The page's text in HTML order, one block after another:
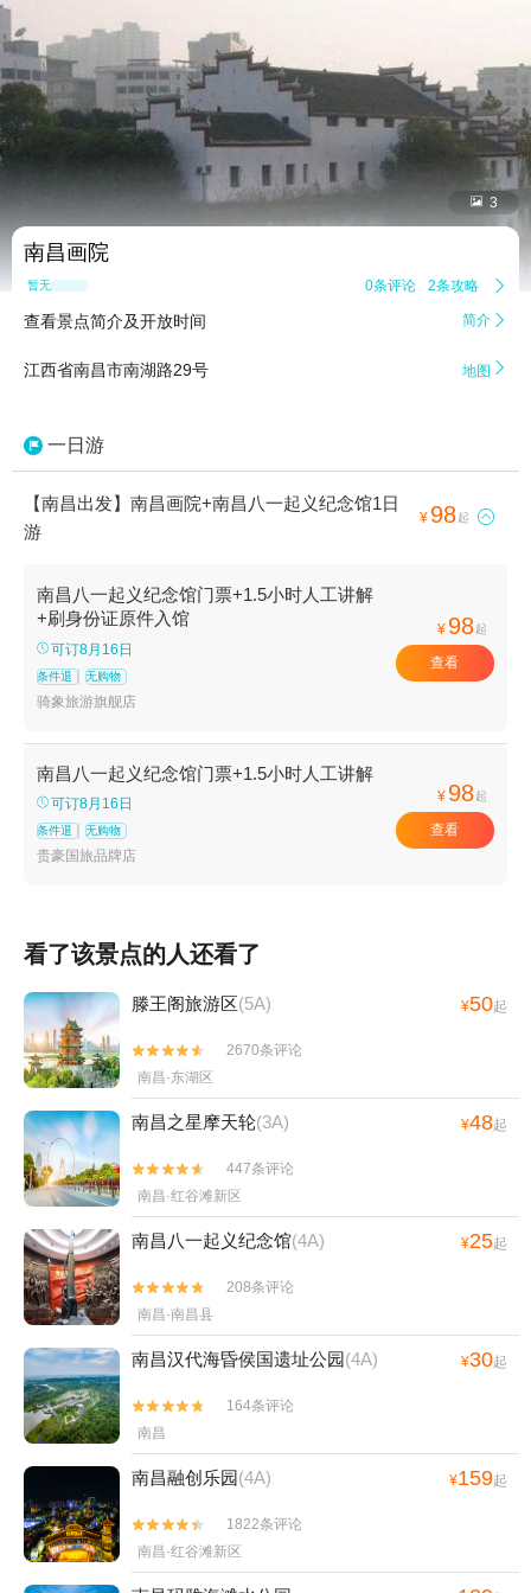
 3
南昌画院
暂无点评 0条评论 2条攻略 
查看景点简介及开放时间 简介 
江西省南昌市南湖路29号 地图 
一日游
【南昌出发】南昌画院+南昌八一起义纪念馆1日
游
¥ 98起 
南昌八一起义纪念馆门票+1.5小时人工讲解
+刷身份证原件入馆
可订8月16日
条件退 无购物
骑象旅游旗舰店
¥ 98起
查看
南昌八一起义纪念馆门票+1.5小时人工讲解
可订8月16日
条件退 无购物
贵豪国旅品牌店
¥ 98起
查看
看了该景点的人还看了
滕王阁旅游区(5A) ¥50起


2670条评论
南昌·东湖区
南昌之星摩天轮(3A) ¥48起


447条评论
南昌·红谷滩新区
南昌八一起义纪念馆(4A) ¥25起


208条评论
南昌·南昌县
南昌汉代海昏侯国遗址公园(4A) ¥30起


164条评论
南昌
南昌融创乐园(4A) ¥159起


1822条评论
南昌·红谷滩新区
